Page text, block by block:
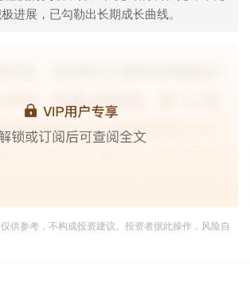
进展，已勾勒出长期成长曲线。
供参考，不构成投资建议。投资者据此操作，风险自